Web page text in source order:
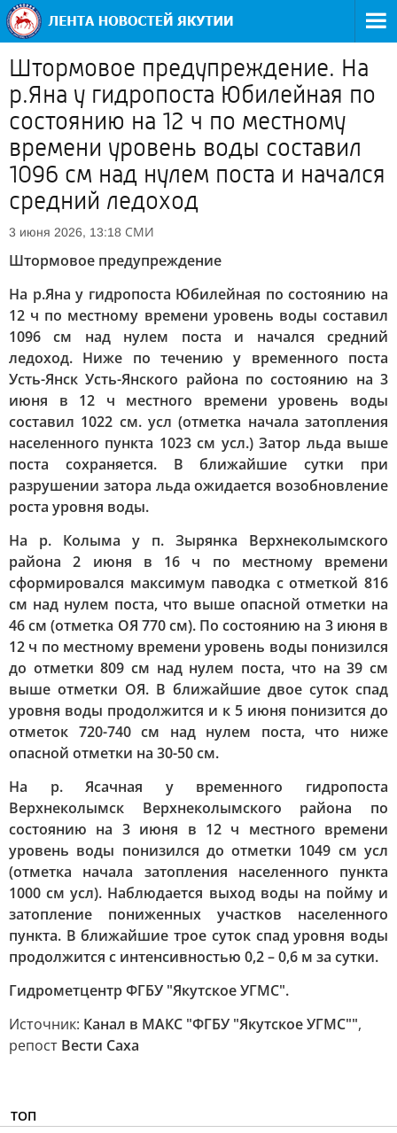
Штормовое предупреждение. На
р.Яна у гидропоста Юбилейная по
состоянию на 12 ч по местному
времени уровень воды составил
1096 см над нулем поста и начался
средний ледоход
3 июня 2026, 13:18 СМИ
Штормовое предупреждение
На р.Яна у гидропоста Юбилейная по состоянию на
12 ч по местному времени уровень воды составил
1096 см над нулем поста и начался средний
ледоход. Ниже по течению у временного поста
Усть-Янск Усть-Янского района по состоянию на 3
июня в 12 ч местного времени уровень воды
составил 1022 см. усл (отметка начала затопления
населенного пункта 1023 см усл.) Затор льда выше
поста сохраняется. В ближайшие сутки при
разрушении затора льда ожидается возобновление
роста уровня воды.
На р. Колыма у п. Зырянка Верхнеколымского
района 2 июня в 16 ч по местному времени
сформировался максимум паводка с отметкой 816
см над нулем поста, что выше опасной отметки на
46 см (отметка ОЯ 770 см). По состоянию на 3 июня в
12 ч по местному времени уровень воды понизился
до отметки 809 см над нулем поста, что на 39 см
выше отметки ОЯ. В ближайшие двое суток спад
уровня воды продолжится и к 5 июня понизится до
отметок 720-740 см над нулем поста, что ниже
опасной отметки на 30-50 см.
На р. Ясачная у временного гидропоста
Верхнеколымск Верхнеколымского района по
состоянию на 3 июня в 12 ч местного времени
уровень воды понизился до отметки 1049 см усл
(отметка начала затопления населенного пункта
1000 см усл). Наблюдается выход воды на пойму и
затопление пониженных участков населенного
пункта. В ближайшие трое суток спад уровня воды
продолжится с интенсивностью 0,2 – 0,6 м за сутки.
Гидрометцентр ФГБУ "Якутское УГМС".
Источник: Канал в МАКС "ФГБУ "Якутское УГМС"",
репост Вести Саха
ТОП